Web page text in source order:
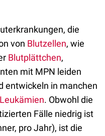
die
von Blutzellen, wie
Blutplättchen,
mit MPN leiden
entwickeln in manchen
Leukämien. Obwohl die
Fälle niedrig ist
pro Jahr), ist die